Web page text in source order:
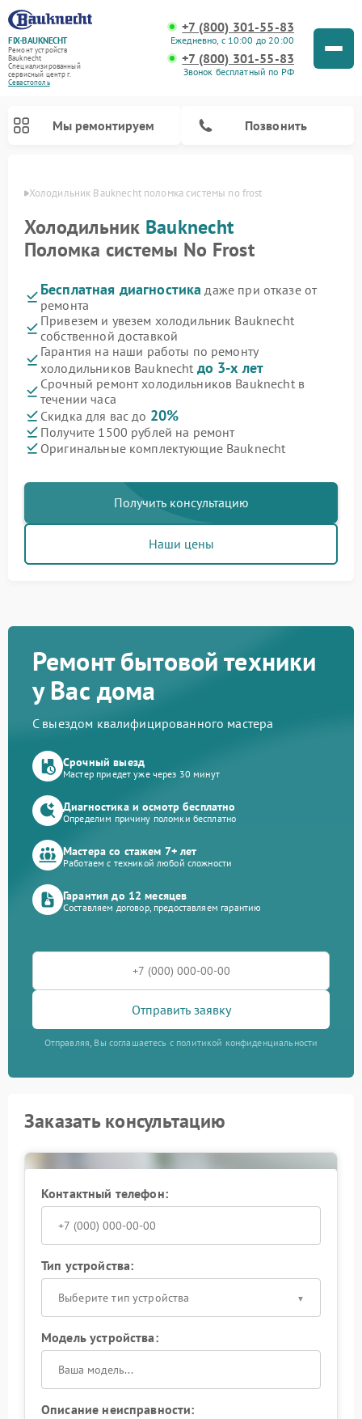
FIX-BAUKNECHT
Ремонт устройств
Bauknecht
Специализированный
cервисный центр г.
Севастополь
+7 (800) 301-55-83
Ежедневно, с 10:00 до 20:00
+7 (800) 301-55-83
Звонок бесплатный по РФ
Мы ремонтируем Позвонить
Холодильник Bauknecht поломка системы no frost
Холодильник Bauknecht
Поломка системы No Frost
Бесплатная диагностика даже при отказе от
ремонта
Привезем и увезем холодильник Bauknecht
собственной доставкой
Гарантия на наши работы по ремонту
холодильников Bauknecht до 3-х лет
Срочный ремонт холодильников Bauknecht в
течении часа
Скидка для вас до 20%
Получите 1500 рублей на ремонт
Оригинальные комплектующие Bauknecht
Получить консультацию
Наши цены
Ремонт бытовой техники
у Вас дома
С выездом квалифицированного мастера
Срочный выезд
Мастер приедет уже через 30 минут
Диагностика и осмотр бесплатно
Определим причину поломки бесплатно
Мастера со стажем 7+ лет
Работаем с техникой любой сложности
Гарантия до 12 месяцев
Составляем договор, предоставляем гарантию
Отправить заявку
Отправляя, Вы соглашаетесь с политикой конфиденциальности
Заказать консультацию
Контактный телефон:
Тип устройства:
Выберите тип устройства
Модель устройства:
Описание неисправности: